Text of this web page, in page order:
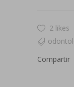
2 likes
Compartir